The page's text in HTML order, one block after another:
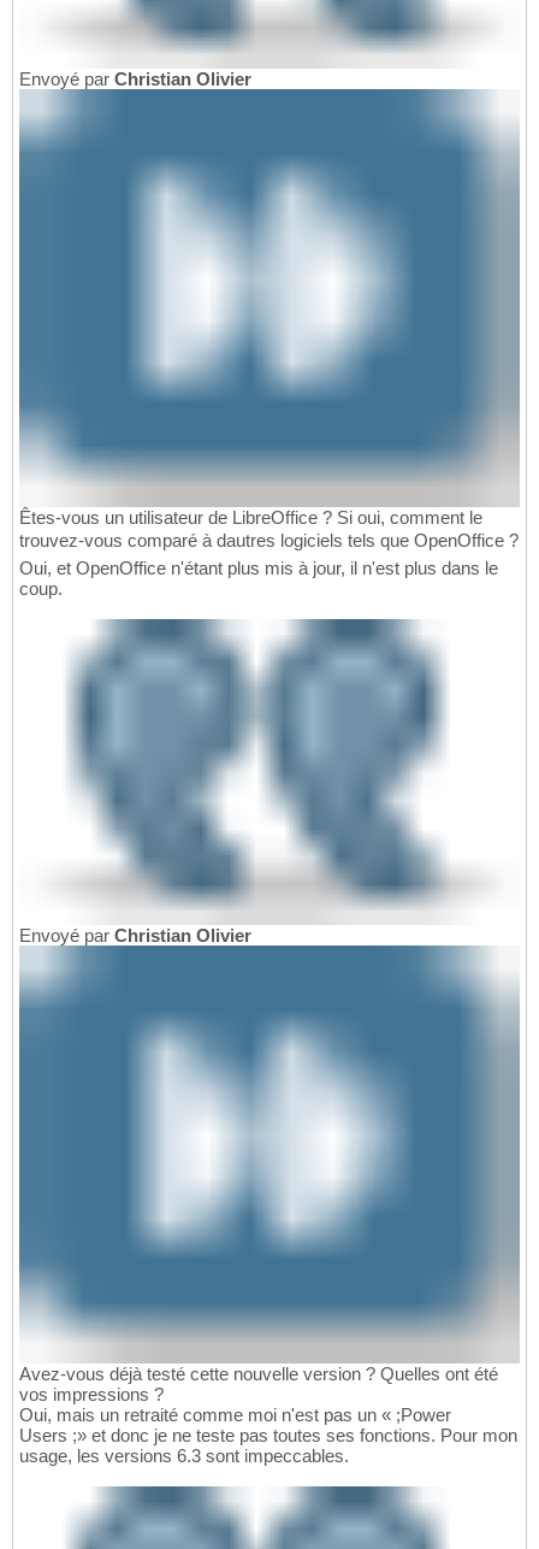
Envoyé par Christian Olivier
Êtes-vous un utilisateur de LibreOffice ? Si oui, comment le
trouvez-vous comparé à dautres logiciels tels que OpenOffice ?
Oui, et OpenOffice n'étant plus mis à jour, il n'est plus dans le
coup.
Envoyé par Christian Olivier
Avez-vous déjà testé cette nouvelle version ? Quelles ont été
vos impressions ?
Oui, mais un retraité comme moi n'est pas un « ;Power
Users ;» et donc je ne teste pas toutes ses fonctions. Pour mon
usage, les versions 6.3 sont impeccables.